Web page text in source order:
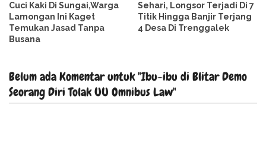
Cuci Kaki Di Sungai,Warga
Lamongan Ini Kaget
Temukan Jasad Tanpa
Busana
Sehari, Longsor Terjadi Di 7
Titik Hingga Banjir Terjang
4 Desa Di Trenggalek
Belum ada Komentar untuk "Ibu-ibu di Blitar Demo
Seorang Diri Tolak UU Omnibus Law"